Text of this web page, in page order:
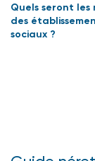
Quels seront
des
sociaux ?